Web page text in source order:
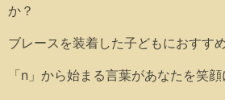
か？
ブレースを装着した子どもにおすす
「n」から始まる言葉があなたを笑